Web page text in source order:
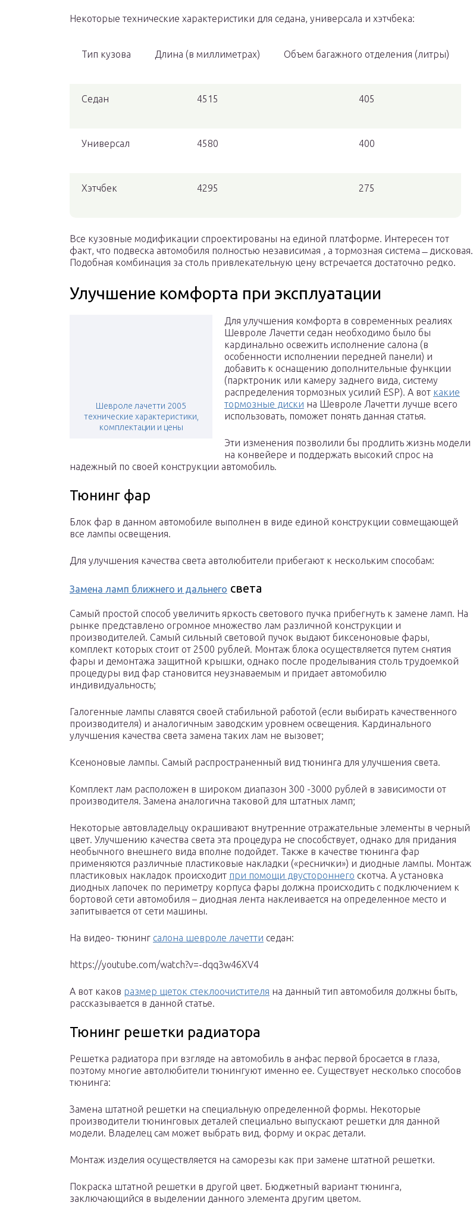
Некоторые технические характеристики для седана, универсала и хэтчбека:
Тип кузова Длина (в миллиметрах) Объем багажного отделения (литры)
Седан 4515 405
Универсал 4580 400
Хэтчбек 4295 275
Все кузовные модификации спроектированы на единой платформе. Интересен тот
факт, что подвеска автомобиля полностью независимая , а тормозная система ̶ дисковая.
Подобная комбинация за столь привлекательную цену встречается достаточно редко.
Улучшение комфорта при эксплуатации
Шевроле лачетти 2005
технические характеристики,
комплектации и цены
Для улучшения комфорта в современных реалиях
Шевроле Лачетти седан необходимо было бы
кардинально освежить исполнение салона (в
особенности исполнении передней панели) и
добавить к оснащению дополнительные функции
(парктроник или камеру заднего вида, систему
распределения тормозных усилий ESP). А вот какие
тормозные диски на Шевроле Лачетти лучше всего
использовать, поможет понять данная статья.
Эти изменения позволили бы продлить жизнь модели
на конвейере и поддержать высокий спрос на
надежный по своей конструкции автомобиль.
Тюнинг фар
Блок фар в данном автомобиле выполнен в виде единой конструкции совмещающей
все лампы освещения.
Для улучшения качества света автолюбители прибегают к нескольким способам:
Замена ламп ближнего и дальнего света
Самый простой способ увеличить яркость светового пучка прибегнуть к замене ламп. На
рынке представлено огромное множество лам различной конструкции и
производителей. Самый сильный световой пучок выдают биксеноновые фары,
комплект которых стоит от 2500 рублей. Монтаж блока осуществляется путем снятия
фары и демонтажа защитной крышки, однако после проделывания столь трудоемкой
процедуры вид фар становится неузнаваемым и придает автомобилю
индивидуальность;
Галогенные лампы славятся своей стабильной работой (если выбирать качественного
производителя) и аналогичным заводским уровнем освещения. Кардинального
улучшения качества света замена таких лам не вызовет;
Ксеноновые лампы. Самый распространенный вид тюнинга для улучшения света.
Комплект лам расположен в широком диапазон 300 -3000 рублей в зависимости от
производителя. Замена аналогична таковой для штатных ламп;
Некоторые автовладельцу окрашивают внутренние отражательные элементы в черный
цвет. Улучшению качества света эта процедура не способствует, однако для придания
необычного внешнего вида вполне подойдет. Также в качестве тюнинга фар
применяются различные пластиковые накладки («реснички») и диодные лампы. Монтаж
пластиковых накладок происходит при помощи двустороннего скотча. А установка
диодных лапочек по периметру корпуса фары должна происходить с подключением к
бортовой сети автомобиля – диодная лента наклеивается на определенное место и
запитывается от сети машины.
На видео- тюнинг салона шевроле лачетти седан:
https://youtube.com/watch?v=-dqq3w46XV4
А вот каков размер щеток стеклоочистителя на данный тип автомобиля должны быть,
рассказывается в данной статье.
Тюнинг решетки радиатора
Решетка радиатора при взгляде на автомобиль в анфас первой бросается в глаза,
поэтому многие автолюбители тюнингуют именно ее. Существует несколько способов
тюнинга:
Замена штатной решетки на специальную определенной формы. Некоторые
производители тюнинговых деталей специально выпускают решетки для данной
модели. Владелец сам может выбрать вид, форму и окрас детали.
Монтаж изделия осуществляется на саморезы как при замене штатной решетки.
Покраска штатной решетки в другой цвет. Бюджетный вариант тюнинга,
заключающийся в выделении данного элемента другим цветом.